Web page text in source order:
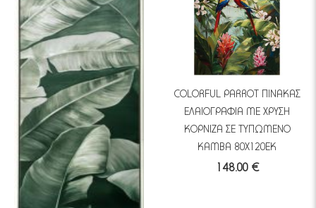
COLORFUL PARROT ΠΙΝΑΚΑΣ
ΕΛΑΙΟΓΡΑΦΙΑ ΜΕ ΧΡΥΣΗ
ΚΟΡΝΙΖΑ ΣΕ ΤΥΠΩΜΕΝΟ
ΚΑΜΒΑ 80Χ120ΕΚ
148.00 €